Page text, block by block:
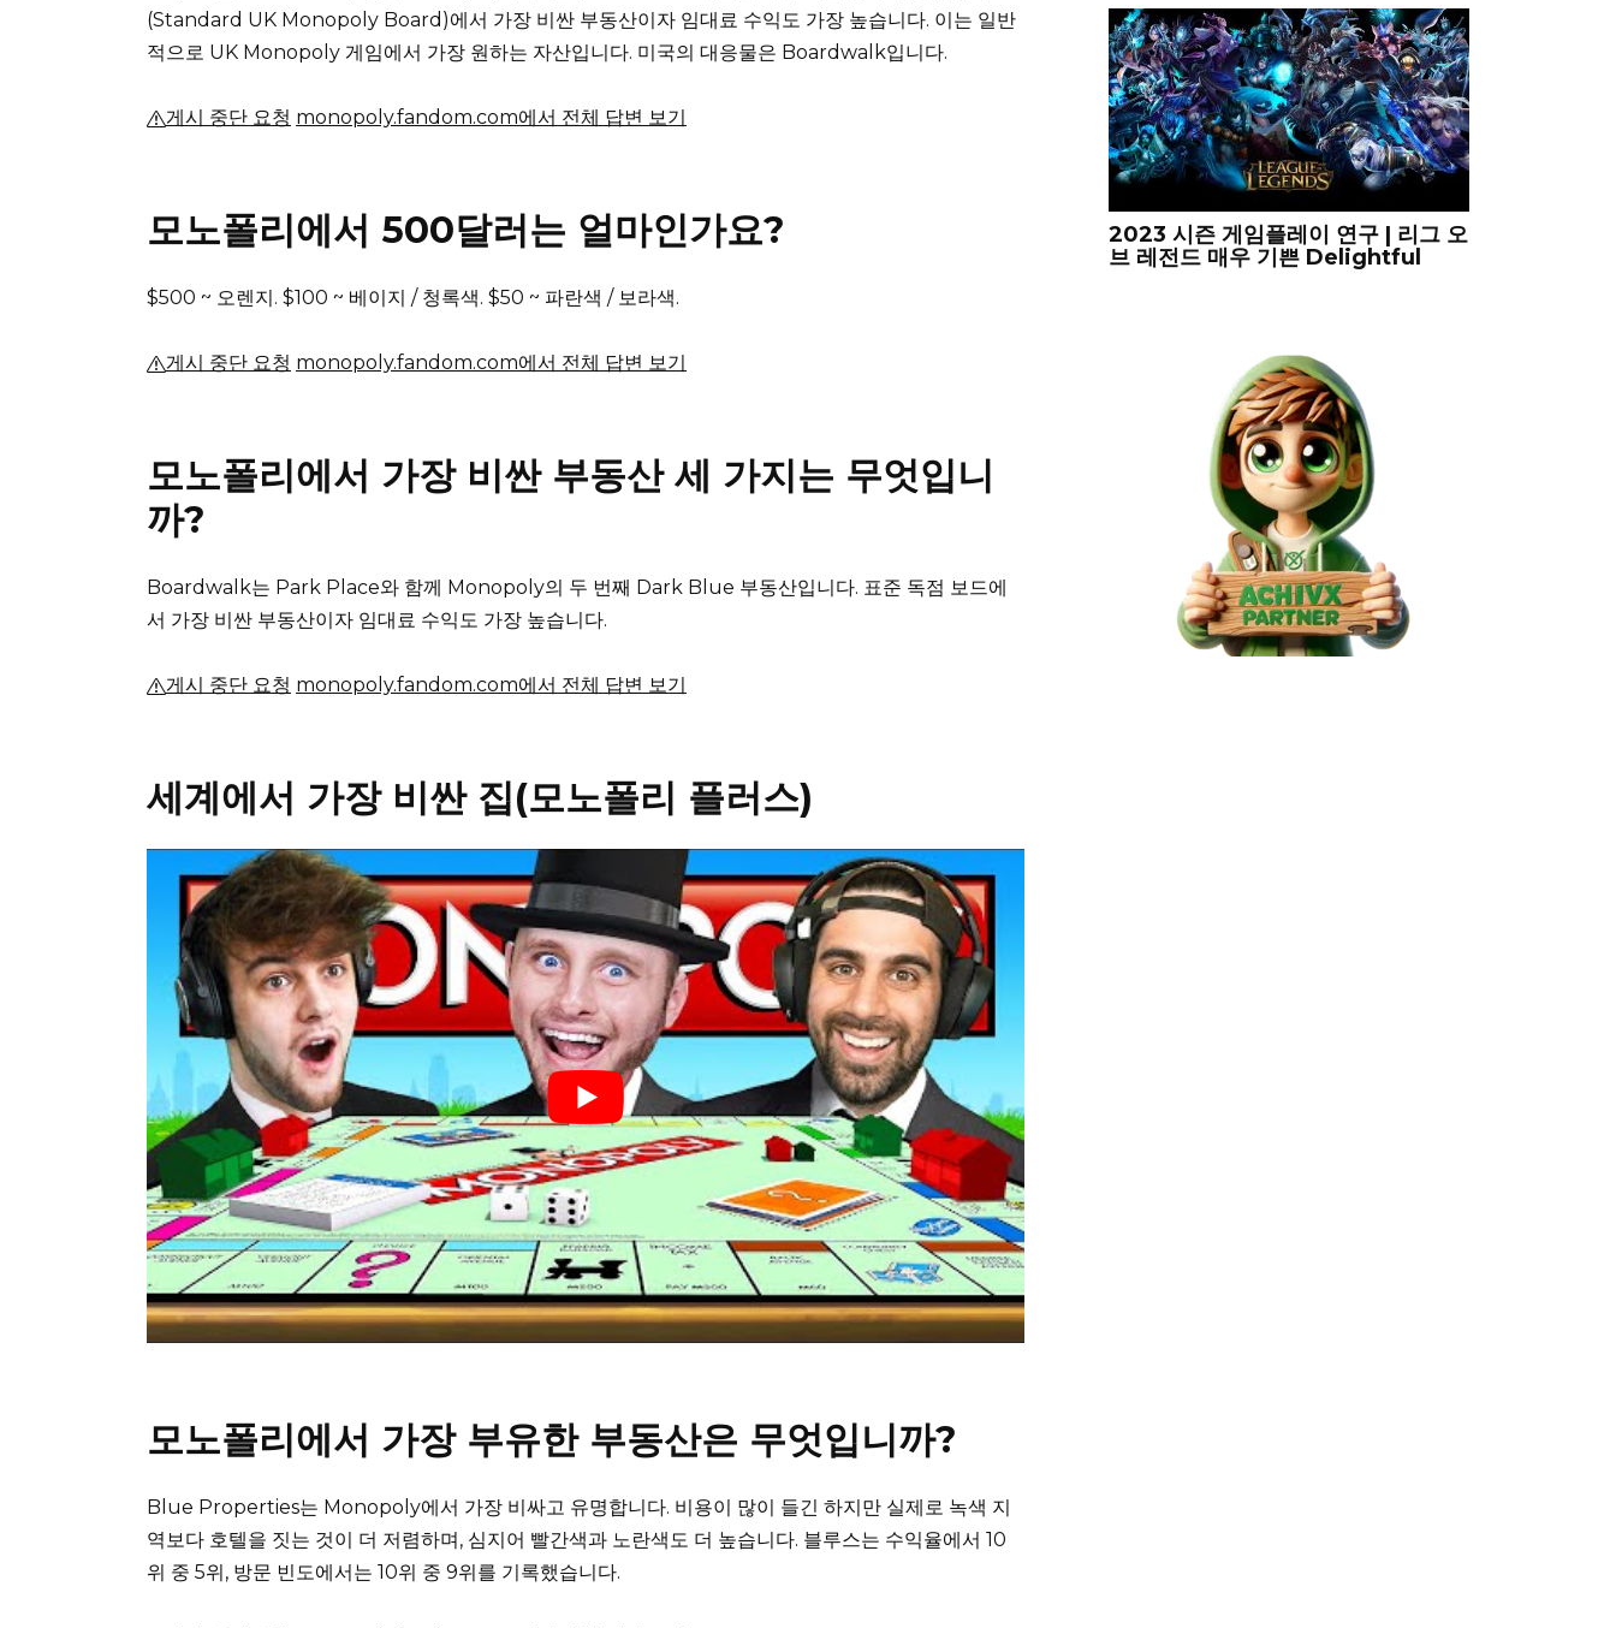
(Standard UK Monopoly Board)에서 가장 비싼 부동산이자 임대료 수익도 가장 높습니다. 이는 일반
적으로 UK Monopoly 게임에서 가장 원하는 자산입니다. 미국의 대응물은 Boardwalk입니다.
게시 중단 요청 monopoly.fandom.com에서 전체 답변 보기
모노폴리에서 500달러는 얼마인가요?
$500 ~ 오렌지. $100 ~ 베이지 / 청록색. $50 ~ 파란색 / 보라색.
게시 중단 요청 monopoly.fandom.com에서 전체 답변 보기
모노폴리에서 가장 비싼 부동산 세 가지는 무엇입니
까?
Boardwalk는 Park Place와 함께 Monopoly의 두 번째 Dark Blue 부동산입니다. 표준 독점 보드에
서 가장 비싼 부동산이자 임대료 수익도 가장 높습니다.
게시 중단 요청 monopoly.fandom.com에서 전체 답변 보기
세계에서 가장 비싼 집(모노폴리 플러스)
모노폴리에서 가장 부유한 부동산은 무엇입니까?
Blue Properties는 Monopoly에서 가장 비싸고 유명합니다. 비용이 많이 들긴 하지만 실제로 녹색 지
역보다 호텔을 짓는 것이 더 저렴하며, 심지어 빨간색과 노란색도 더 높습니다. 블루스는 수익율에서 10
위 중 5위, 방문 빈도에서는 10위 중 9위를 기록했습니다.
2023 시즌 게임플레이 연구 | 리그 오
브 레전드 매우 기쁜 Delightful